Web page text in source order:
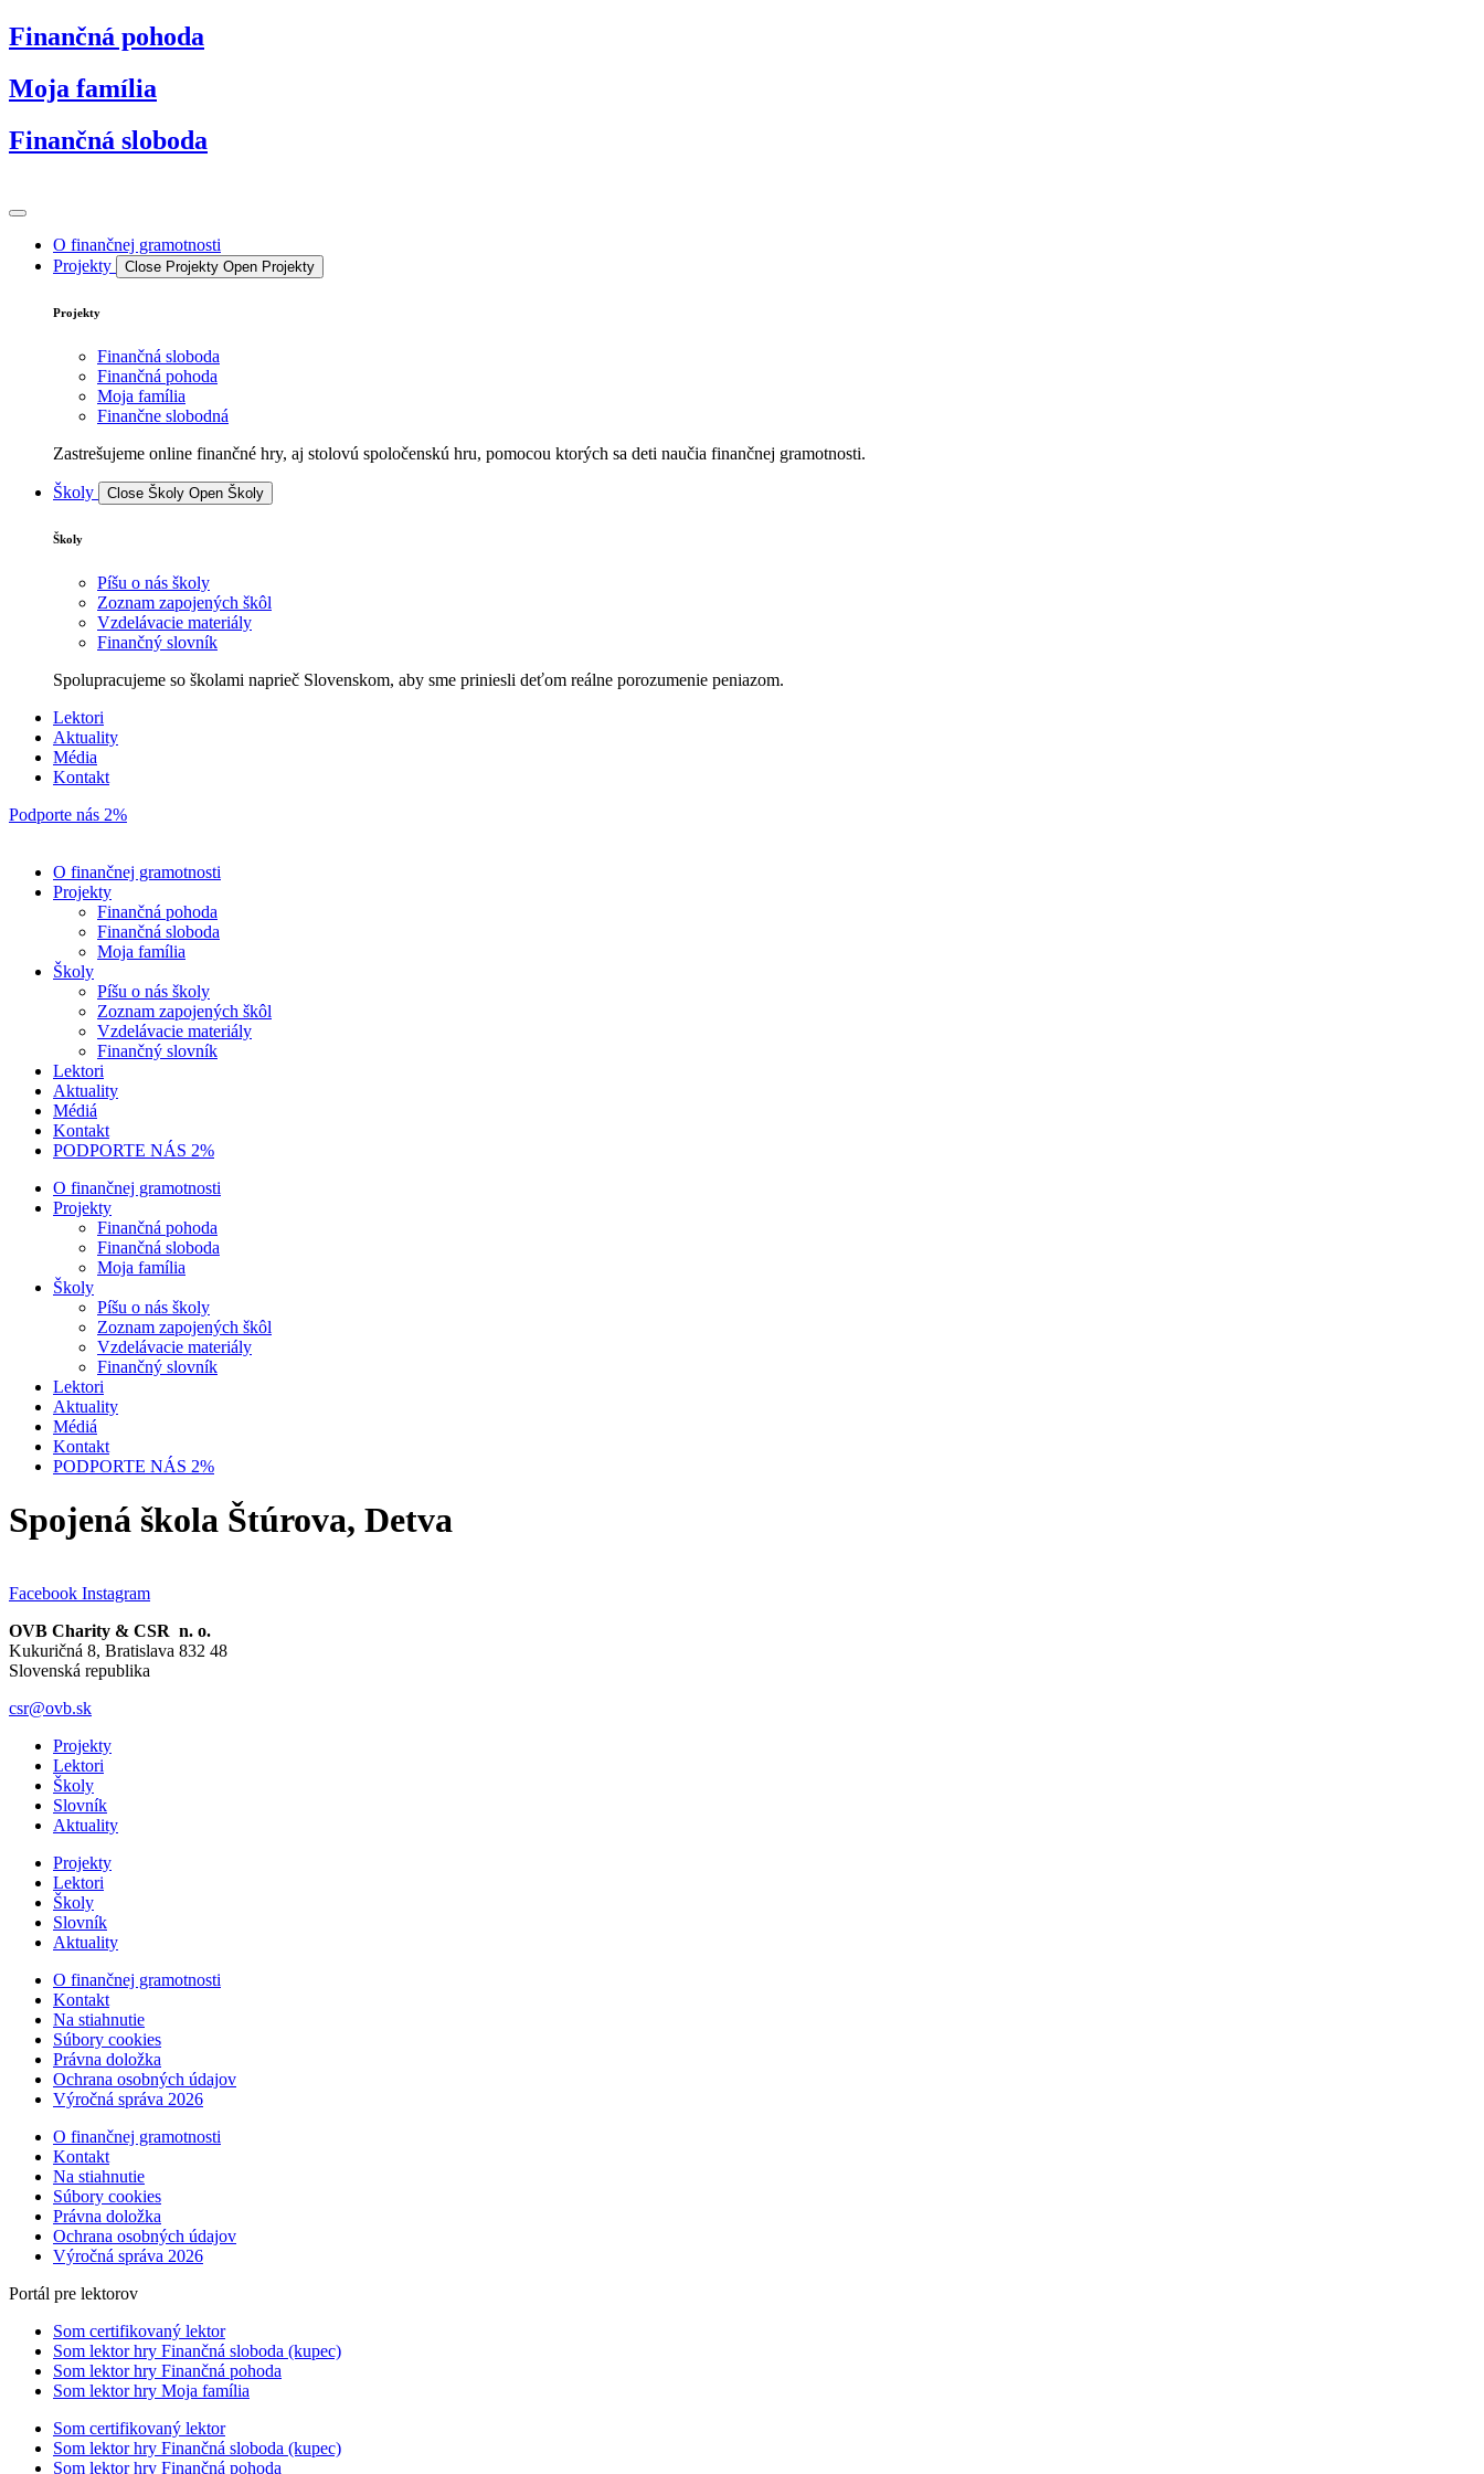
Preskočiť
na
Finančná pohoda
Moja família
Finančná sloboda
O finančnej gramotnosti
Projekty
Close Projekty Open Projekty
Projekty
Finančná sloboda
Finančná pohoda
Moja família
Finančne slobodná
Zastrešujeme online finančné hry, aj stolovú spoločenskú hru, pomocou ktorých sa deti naučia finančnej gramotnosti.
Školy Close Školy Open Školy
Školy
Píšu o nás školy
Zoznam zapojených škôl
Vzdelávacie materiály
Finančný slovník
Spolupracujeme so školami naprieč Slovenskom, aby sme priniesli deťom reálne porozumenie peniazom.
Lektori
Aktuality
Média
Kontakt
Podporte nás 2%
O finančnej gramotnosti
Projekty
Finančná pohoda
Finančná sloboda
Moja família
Školy
Píšu o nás školy
Zoznam zapojených škôl
Vzdelávacie materiály
Finančný slovník
Lektori
Aktuality
Médiá
Kontakt
PODPORTE NÁS 2%
O finančnej gramotnosti
Projekty
Finančná pohoda
Finančná sloboda
Moja família
Školy
Píšu o nás školy
Zoznam zapojených škôl
Vzdelávacie materiály
Finančný slovník
Lektori
Aktuality
Médiá
Kontakt
PODPORTE NÁS 2%
Spojená škola Štúrova, Detva
Facebook Instagram
OVB Charity & CSR n. o.
Kukuričná 8, Bratislava 832 48
Slovenská republika
csr@ovb.sk
Projekty
Lektori
Školy
Slovník
Aktuality
Projekty
Lektori
Školy
Slovník
Aktuality
O finančnej gramotnosti
Kontakt
Na stiahnutie
Súbory cookies
Právna doložka
Ochrana osobných údajov
Výročná správa 2026
O finančnej gramotnosti
Kontakt
Na stiahnutie
Súbory cookies
Právna doložka
Ochrana osobných údajov
Výročná správa 2026
Portál pre lektorov
Som certifikovaný lektor
Som lektor hry Finančná sloboda (kupec)
Som lektor hry Finančná pohoda
Som lektor hry Moja família
Som certifikovaný lektor
Som lektor hry Finančná sloboda (kupec)
Som lektor hry Finančná pohoda